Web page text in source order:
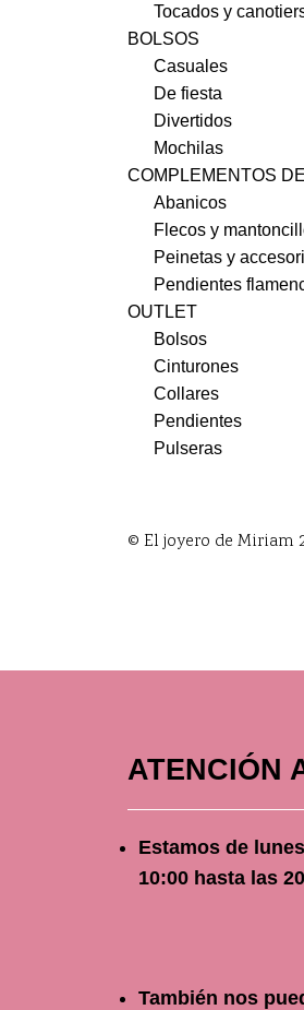
Tocados y
BOLSOS
Casuales
De fiesta
Divertidos
Mochilas
COMPLEMENTOS
Abanicos
Flecos y
Peinetas y
Pendientes
OUTLET
Bolsos
Cinturones
Collares
Pendientes
Pulseras
© El joyero de Miriam
ATENCIÓN
Estamos de
10:00 hasta las
También nos